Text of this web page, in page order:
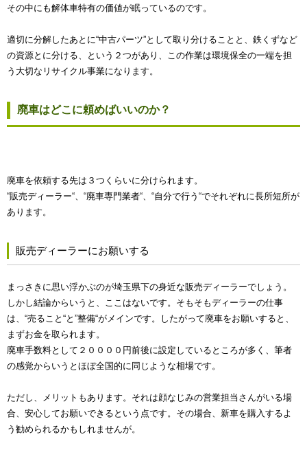
その中にも解体車特有の価値が眠っているのです。
適切に分解したあとに“中古パーツ”として取り分けることと、鉄くずなど
の資源とに分ける、という２つがあり、この作業は環境保全の一端を担
う大切なリサイクル事業になります。
廃車はどこに頼めばいいのか？
廃車を依頼する先は３つくらいに分けられます。
“販売ディーラー“、“廃車専門業者“、“自分で行う“でそれぞれに長所短所が
あります。
販売ディーラーにお願いする
まっさきに思い浮かぶのが埼玉県下の身近な販売ディーラーでしょう。
しかし結論からいうと、ここはないです。そもそもディーラーの仕事
は、“売ること“と”整備“がメインです。したがって廃車をお願いすると、
まずお金を取られます。
廃車手数料として２００００円前後に設定しているところが多く、筆者
の感覚からいうとほぼ全国的に同じような相場です。
ただし、メリットもあります。それは顔なじみの営業担当さんがいる場
合、安心してお願いできるという点です。その場合、新車を購入するよ
う勧められるかもしれませんが。